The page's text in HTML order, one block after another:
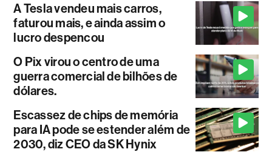
A Tesla vendeu mais carros,
faturou mais, e ainda assim o
lucro despencou
O Pix virou o centro de uma
guerra comercial de bilhões de
dólares.
Escassez de chips de memória
para IA pode se estender além de
2030, diz CEO da SK Hynix